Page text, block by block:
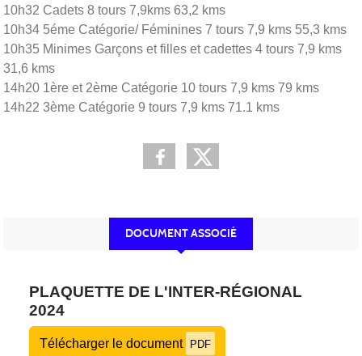
10h32 Cadets 8 tours 7,9kms 63,2 kms
10h34 5éme Catégorie/ Féminines 7 tours 7,9 kms 55,3 kms
10h35 Minimes Garçons et filles et cadettes 4 tours 7,9 kms
31,6 kms
14h20 1ère et 2ème Catégorie 10 tours 7,9 kms 79 kms
14h22 3ème Catégorie 9 tours 7,9 kms 71.1 kms
DOCUMENT ASSOCIÉ
PLAQUETTE DE L'INTER-RÉGIONAL
2024
Télécharger le document PDF